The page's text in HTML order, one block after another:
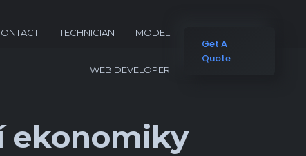
TECHNICIAN MODEL
WEB DEVELOPER
Get A
Quote
ekonomiky